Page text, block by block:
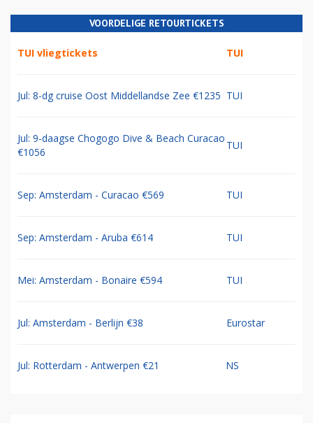
VOORDELIGE RETOURTICKETS
TUI vliegtickets TUI
Jul: 8-dg cruise Oost Middellandse Zee €1235 TUI
Jul: 9-daagse Chogogo Dive & Beach Curacao
€1056
TUI
Sep: Amsterdam - Curacao €569 TUI
Sep: Amsterdam - Aruba €614 TUI
Mei: Amsterdam - Bonaire €594 TUI
Jul: Amsterdam - Berlijn €38 Eurostar
Jul: Rotterdam - Antwerpen €21 NS